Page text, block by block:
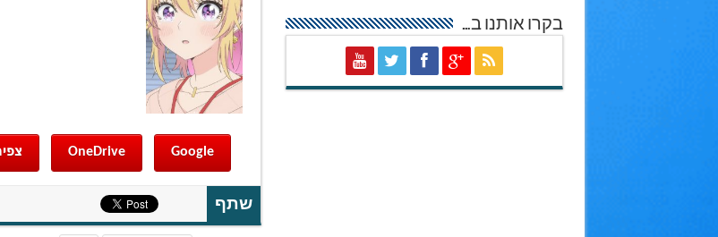
Google
OneDrive
שתף
בקרו אותנו ב…